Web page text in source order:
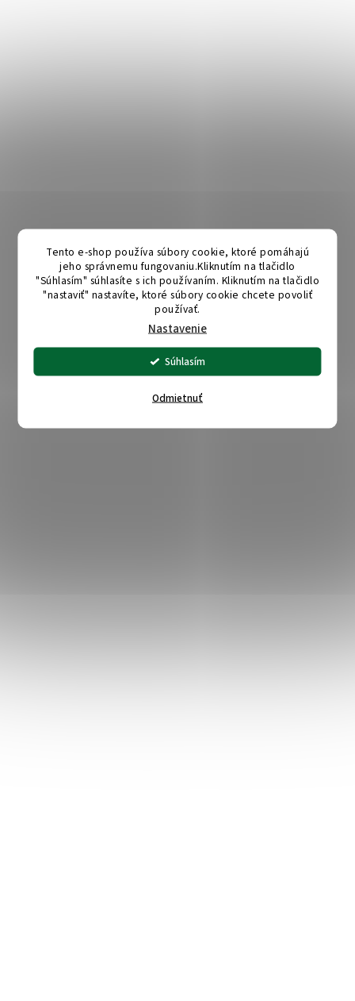
Tento e-shop používa súbory cookie, ktoré pomáhajú
jeho správnemu fungovaniu.Kliknutím na tlačidlo
"Súhlasím" súhlasíte s ich používaním. Kliknutím na tlačidlo
"nastaviť" nastavíte, ktoré súbory cookie chcete povoliť
používať.
Nastavenie
Odmietnuť
Súhlasím